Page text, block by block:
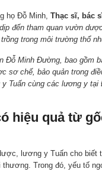
họ Đỗ Minh, Thạc sĩ, bác
đến tham quan vườn
trong môi trường thổ
Đỗ Minh Đường, bao gồm
sơ chế, bảo quản trong
Tuấn cùng các lương y
hiệu quả từ
lương y Tuấn cho
Trong đó, yếu tố